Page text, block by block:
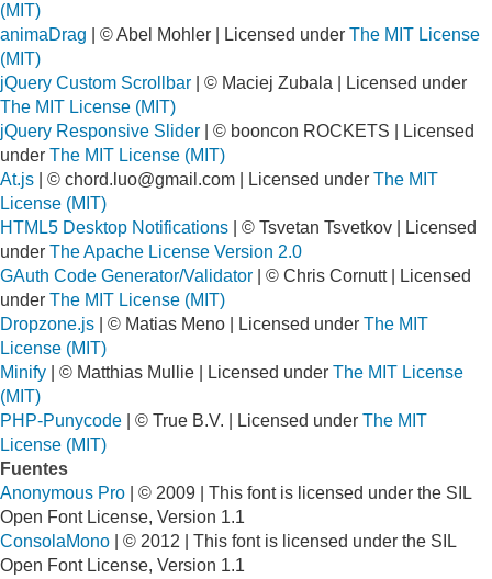
(MIT)
animaDrag | © Abel Mohler | Licensed under The MIT License
(MIT)
jQuery Custom Scrollbar | © Maciej Zubala | Licensed under
The MIT License (MIT)
jQuery Responsive Slider | © booncon ROCKETS | Licensed
under The MIT License (MIT)
At.js | © chord.luo@gmail.com | Licensed under The MIT
License (MIT)
HTML5 Desktop Notifications | © Tsvetan Tsvetkov | Licensed
under The Apache License Version 2.0
GAuth Code Generator/Validator | © Chris Cornutt | Licensed
under The MIT License (MIT)
Dropzone.js | © Matias Meno | Licensed under The MIT
License (MIT)
Minify | © Matthias Mullie | Licensed under The MIT License
(MIT)
PHP-Punycode | © True B.V. | Licensed under The MIT
License (MIT)
Fuentes
Anonymous Pro | © 2009 | This font is licensed under the SIL
Open Font License, Version 1.1
ConsolaMono | © 2012 | This font is licensed under the SIL
Open Font License, Version 1.1